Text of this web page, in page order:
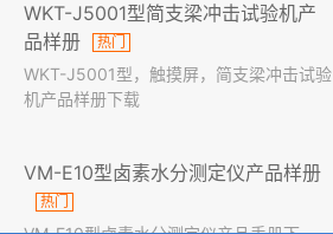
WKT-J5001型简支梁冲击试验机产
品样册
热门
WKT-J5001型，触摸屏，简支梁冲击试验
机产品样册下载
VM-E10型卤素水分测定仪产品样册
热门